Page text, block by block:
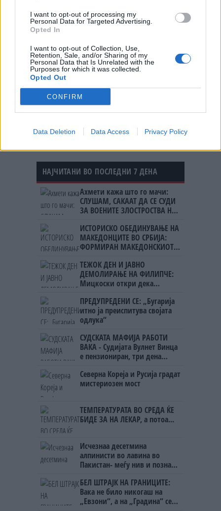
I want to opt-out of processing my
Personal Data for Targeted Advertising.
Opted In
I want to opt-out of Collection, Use,
Retention, Sale, and/or Sharing of my
Personal Data that Is Unrelated with the
Purposes for which it was collected.
Opted Out
CONFIRM
Data Deletion Data Access Privacy Policy
© Vecer.mk, правата за текстот се на редакцијата
Се преполови човекот: ВАКВА
ЗАГУБА НА ПАРИ БИ “УБИЛА“ И
ДРЖАВА, НО НЕ И НЕГО!
НЕМА ВЕЌЕ ЧИСТАЧКИ. Во Белгија
“снемало“ 3.000 куќни
помошнички, можеби сега
чекаат роботи
НАЈЧИТАНИ ВО ПОСЛЕДНИ 7 ДЕНА
Ахмети кажа што го мачи:
СЛУШАМ, САКААТ ДА СЕ СУДИ
ЗА ВОЕНИТЕ ЗЛОСТРОСТВА НА
ИСТОРИСКО ОБЕДИНУВАЊЕ НА
МАКЕДОНЦИТЕ ВО СРБИЈА:
ФОРМИРАН МАКЕДОНСКИОТ
ТЕЖОК ДЕН И ЈАВНО
ДЕМОЛИРАЊЕ НА ФИЛИПЧЕ:
Мицкоски откри дека
ништо, освен за кеш
ПРЕДУПРЕДЕНИ СЕ: „Бугарија
итно ја преиспитува својата
одлука“
СУДСКАТА МАФИЈА РАБОТИ
ВАКА - Судијата Вулнет Винца
е пензиониран, три дена
на бизнисменот Марковски
Северна Кореја и Русија градат
мистериозен мост
ТЕМПЕРАТУРАТА ВО СРЕДА ЌЕ
БИДЕ ЗА НА ЛЕКАР, а потоа...
Исчезнаа десетмина
алпинисти во лавина во
Пакистан- меѓу нив и познат
БЕЛ ШТРАЈК НА ГРАНИЦИТЕ:
Вака не било никогаш на
„Евзони“, а на „Градина“ се